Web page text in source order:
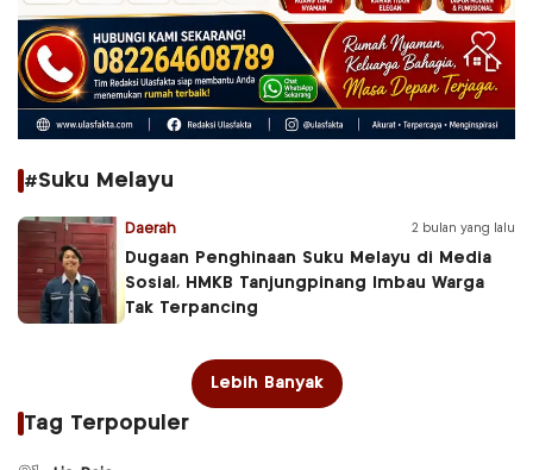
#Suku Melayu
Daerah 2 bulan yang lalu
Dugaan Penghinaan Suku Melayu di Media
Sosial, HMKB Tanjungpinang Imbau Warga
Tak Terpancing
Lebih Banyak
Tag Terpopuler